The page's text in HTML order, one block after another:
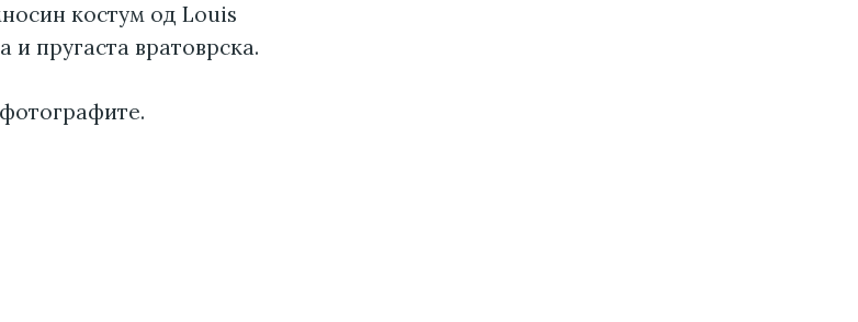
костум од Louis
пругаста вратоврска.